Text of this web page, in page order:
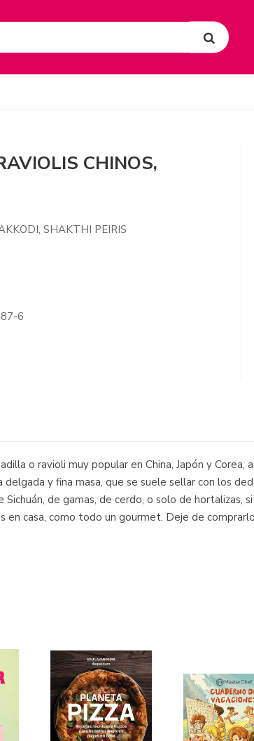
CHINOS,
SHAKTHI PEIRIS
6
o ravioli muy popular en China, Japón y Corea,
y fina masa, que se suele sellar con los
de gamas, de cerdo, o solo de hortalizas,
casa, como todo un gourmet. Deje de